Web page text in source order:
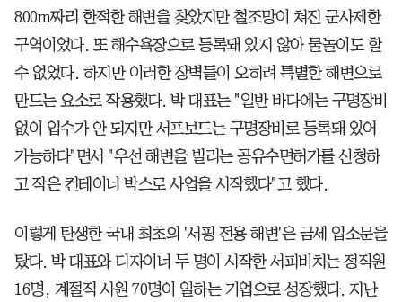
800m짜리 한적한 해변을 찾았지만 철조망이 쳐진 군사제한
구역이었다. 또 해수욕장으로 등록돼 있지 않아 물놀이도 할
수 없었다. 하지만 이러한 장벽들이 오히려 특별한 해변으로
만드는 요소로 작용했다. 박 대표는 "일반 바다에는 구명장비
없이 입수가 안 되지만 서프보드는 구명장비로 등록돼 있어
가능하다"면서 "우선 해변을 빌리는 공유수면허가를 신청하
고 작은 컨테이너 박스로 사업을 시작했다"고 했다.
이렇게 탄생한 국내 최초의 '서핑 전용 해변'은 금세 입소문을
탔다. 박 대표와 디자이너 두 명이 시작한 서피비치는 정직원
16명, 계절직 사원 70명이 일하는 기업으로 성장했다. 지난